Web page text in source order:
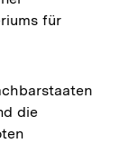
für
die